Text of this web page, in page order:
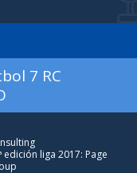
7 RC
edición liga 2017: Page